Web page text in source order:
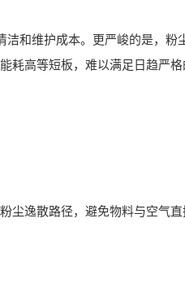
和维护成本。更严峻的是，粉
耗高等短板，难以满足日趋严格
逸散路径，避免物料与空气直